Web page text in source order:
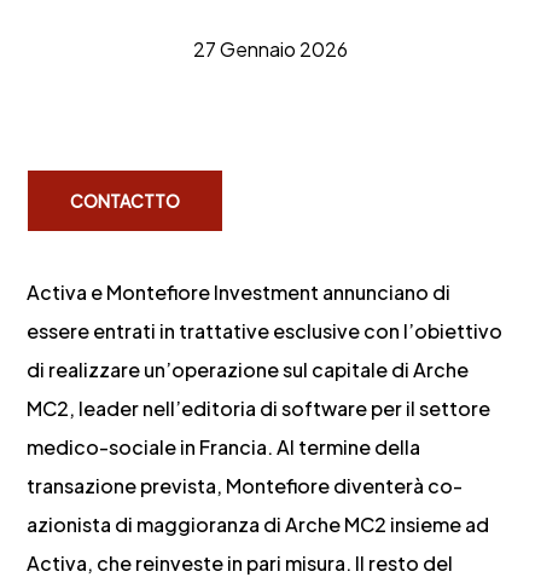
27 Gennaio 2026
CONTACTTO
Activa e Montefiore Investment annunciano di
essere entrati in trattative esclusive con l’obiettivo
di realizzare un’operazione sul capitale di Arche
MC2, leader nell’editoria di software per il settore
medico-sociale in Francia. Al termine della
transazione prevista, Montefiore diventerà co-
azionista di maggioranza di Arche MC2 insieme ad
Activa, che reinveste in pari misura. Il resto del